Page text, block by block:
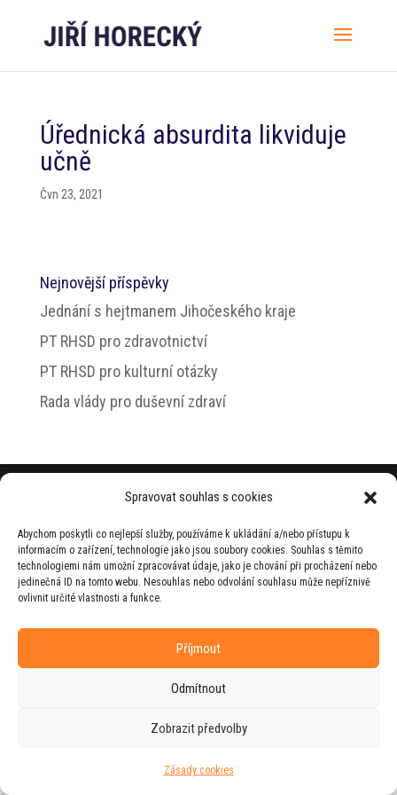
Spravovat souhlas s cookies
Abychom poskytli co nejlepší služby, používáme k ukládání a/nebo přístupu k
informacím o zařízení, technologie jako jsou soubory cookies. Souhlas s těmito
technologiemi nám umožní zpracovávat údaje, jako je chování při procházení nebo
jedinečná ID na tomto webu. Nesouhlas nebo odvolání souhlasu může nepříznivě
ovlivnit určité vlastnosti a funkce.
Příjmout
Odmítnout
Zobrazit předvolby
Zásady cookies
Úřednická absurdita likviduje
učně
Čvn 23, 2021
Nejnovější příspěvky
Jednání s hejtmanem Jihočeského kraje
PT RHSD pro zdravotnictví
PT RHSD pro kulturní otázky
Rada vlády pro duševní zdraví
© 2026 Jiří Horecký – Osobní stránky Jiřího
Web vytvořila firmaRUDIve spolupráci s
agenturouZEST BRAND.